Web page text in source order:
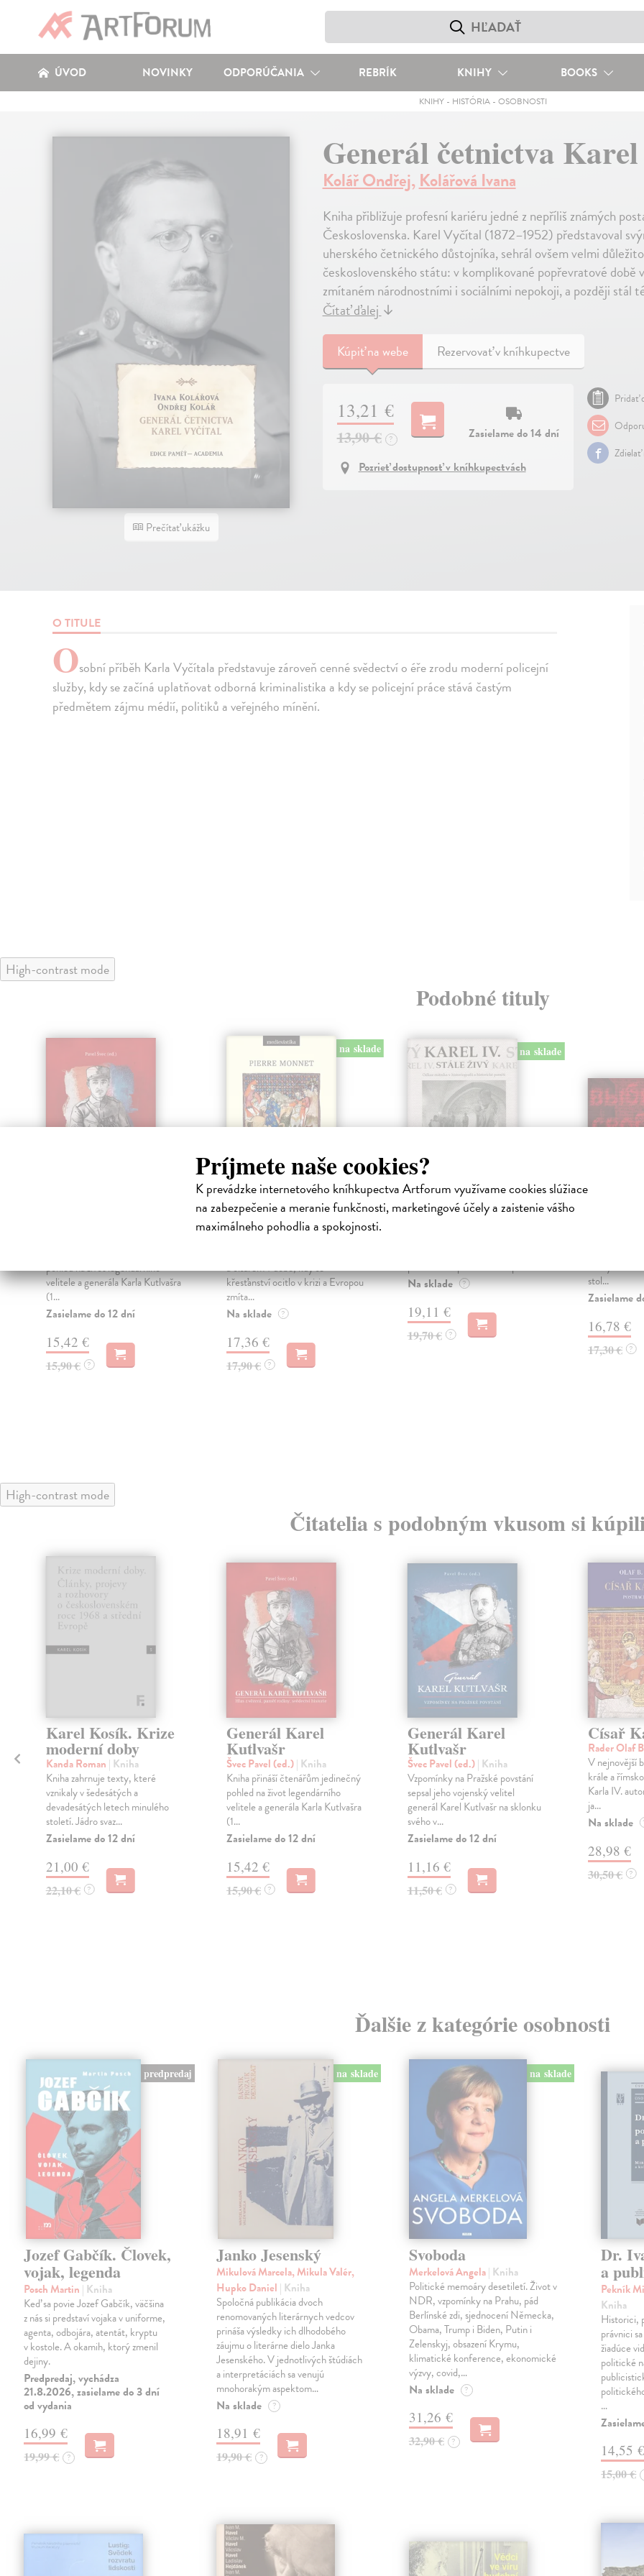
Príjmete naše cookies?
K prevádzke internetového kníhkupectva Artforum využívame cookies slúžiace
na zabezpečenie a meranie funkčnosti, marketingové účely a zaistenie vášho
maximálneho pohodlia a spokojnosti.
ÚVOD NOVINKY ODPORÚČANIA REBRÍK KNIHY BOOKS
KNIHY- HISTÓRIA- OSOBNOSTI
Prečítať ukážku
Generál četnictva
Kolář Ondřej,Kolářová Ivana
Kniha přibližuje profesní kariéru jedné z nepříliš známých
Československa. Karel Vyčítal (1872–1952) představoval
uherského četnického důstojníka, sehrál ovšem velmi
československého státu: v komplikované popřevratové
zmítaném národnostními i sociálními nepokoji, a později stál
Čítať ďalej↓
Kúpiťna webe Rezervovať v kníhkupectve
13,21 €
13,90 € ?
Zasielame do 14 dní
Pozrieť dostupnosť v kníhkupectvách
Pridať
Zdielať
O TITULE
Osobní příběh Karla Vyčítala představuje zároveň cenné svědectví o éře zrodu moderní policejní
služby, kdy se začíná uplatňovat odborná kriminalistika a kdy se policejní práce stává častým
předmětem zájmu médií, politiků a veřejného mínění.
High-contrast mode
Podobné tituly
pohled na život legendárního
velitele a generála Karla Kutlvašra
(1...
Zasielame do 12 dní
15,42 €
15,90 € ?
na sklade
Karel IV. Evropský
císař
Monnet Pierre
a císařem v době, kdy se
křesťanství ocitlo v krizi a Evropou
zmíta...
Na sklade ?
17,36 €
17,90 € ?
na sklade
Karel IV. stále živý
Na sklade ?
19,11 €
19,70 € ?
Zvolili
Kniha
stol...
Zasielame
16,78 €
17,30 € ?
High-contrast mode
Čitatelia s podobným vkusom si
Karel Kosík. Krize
moderní doby
Kanda Roman | Kniha
Kniha zahrnuje texty, které
vznikaly v šedesátých a
devadesátých letech minulého
století. Jádro svaz...
Zasielame do 12 dní
21,00 €
22,10 € ?
Generál Karel
Kutlvašr
Švec Pavel (ed.)| Kniha
Kniha přináší čtenářům jedinečný
pohled na život legendárního
velitele a generála Karla Kutlvašra
(1...
Zasielame do 12 dní
15,42 €
15,90 € ?
Generál Karel
Kutlvašr
Švec Pavel (ed.)| Kniha
Vzpomínky na Pražské povstání
sepsal jeho vojenský velitel
generál Karel Kutlvašr na sklonku
svého v...
Zasielame do 12 dní
11,16 €
11,50 € ?
Císař
Rader Olaf
V nejnovější
krále a
Karla IV.
ja...
Na sklade
28,98 €
30,50 € ?
Ďalšie z kategórie osobnosti
predpredaj
Jozef Gabčík. Človek,
vojak, legenda
Posch Martin | Kniha
Keď sa povie Jozef Gabčík, väčšina
z nás si predstaví vojaka v uniforme,
agenta, odbojára, atentát, kryptu
v kostole. A okamih, ktorý zmenil
dejiny.
Predpredaj, vychádza
21.8.2026, zasielame do 3 dní
od vydania
16,99 €
19,99 € ?
na sklade
Janko Jesenský
Mikulová Marcela, Mikula Valér,
Hupko Daniel | Kniha
Spoločná publikácia dvoch
renomovaných literárnych vedcov
prináša výsledky ich dlhodobého
záujmu o literárne dielo Janka
Jesenského. V jednotlivých štúdiách
a interpretáciách sa venujú
mnohorakým aspektom…
Na sklade ?
18,91 €
19,90 € ?
na sklade
Svoboda
Merkelová Angela| Kniha
Politické memoáry desetiletí. Život v
NDR, vzpomínky na Prahu, pád
Berlínské zdi, sjednocení Německa,
Obama, Trump i Biden, Putin i
Zelenskyj, obsazení Krymu,
klimatické konference, ekonomické
výzvy, covid,…
Na sklade ?
31,26 €
32,90 € ?
Dr.
a
Pekník
Kniha
Historici,
právnici
žiadúce
politické
…
14,55 €
15,00 €